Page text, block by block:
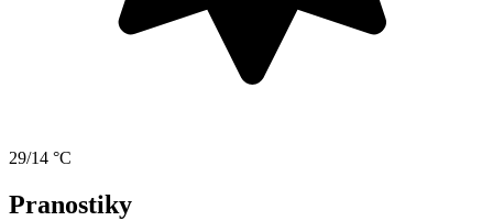
29/14 °C
Pranostiky